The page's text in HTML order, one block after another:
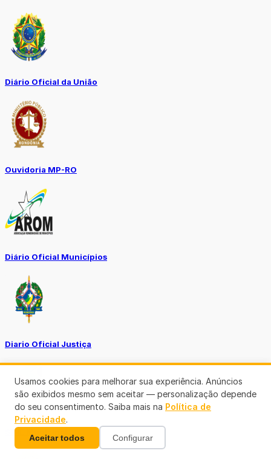
Diário Oficial da União
Ouvidoria MP-RO
Diário Oficial Municípios
Diario Oficial Justiça
SINE Municipal
Usamos cookies para melhorar sua experiência. Anúncios
são exibidos mesmo sem aceitar — personalização depende
do seu consentimento. Saiba mais na Política de
Privacidade.
Aceitar todos Configurar